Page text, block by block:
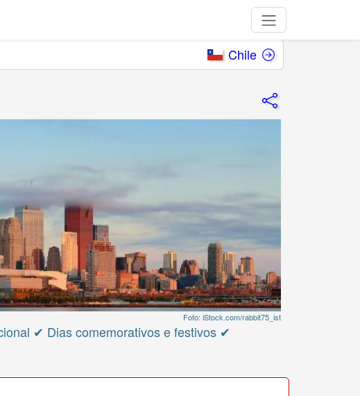
Chile
Foto: iStock.com/rabbit75_ist
✔ Dias comemorativos e festivos ✔